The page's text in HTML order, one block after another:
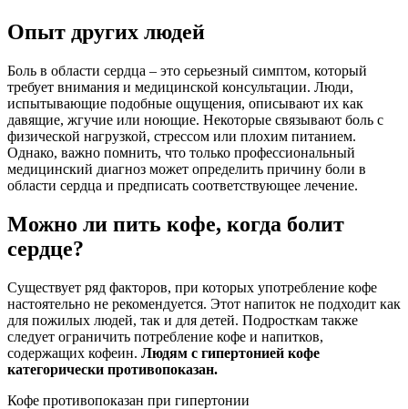
Опыт других людей
Боль в области сердца – это серьезный симптом, который
требует внимания и медицинской консультации. Люди,
испытывающие подобные ощущения, описывают их как
давящие, жгучие или ноющие. Некоторые связывают боль с
физической нагрузкой, стрессом или плохим питанием.
Однако, важно помнить, что только профессиональный
медицинский диагноз может определить причину боли в
области сердца и предписать соответствующее лечение.
Можно ли пить кофе, когда болит
сердце?
Существует ряд факторов, при которых употребление кофе
настоятельно не рекомендуется. Этот напиток не подходит как
для пожилых людей, так и для детей. Подросткам также
следует ограничить потребление кофе и напитков,
содержащих кофеин. Людям с гипертонией кофе
категорически противопоказан.
Кофе противопоказан при гипертонии